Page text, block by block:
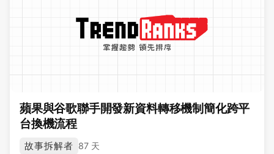
蘋果與谷歌聯手開發新資料轉移機制簡化跨平
台換機流程
故事拆解者 87 天